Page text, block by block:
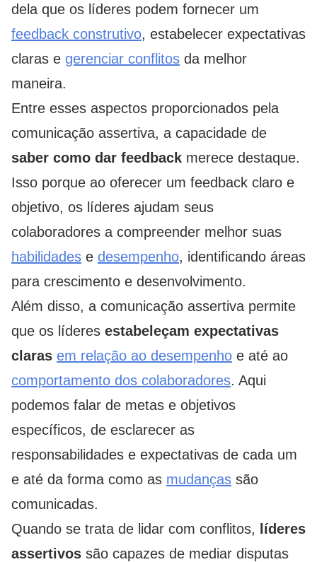
dela que os líderes podem fornecer um
feedback construtivo, estabelecer expectativas
claras e gerenciar conflitos da melhor
maneira.
Entre esses aspectos proporcionados pela
comunicação assertiva, a capacidade de
saber como dar feedback merece destaque.
Isso porque ao oferecer um feedback claro e
objetivo, os líderes ajudam seus
colaboradores a compreender melhor suas
habilidades e desempenho, identificando áreas
para crescimento e desenvolvimento.
Além disso, a comunicação assertiva permite
que os líderes estabeleçam expectativas
claras em relação ao desempenho e até ao
comportamento dos colaboradores. Aqui
podemos falar de metas e objetivos
específicos, de esclarecer as
responsabilidades e expectativas de cada um
e até da forma como as mudanças são
comunicadas.
Quando se trata de lidar com conflitos,
líderes
assertivos são capazes de mediar disputas